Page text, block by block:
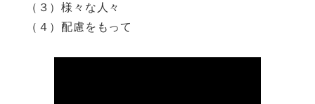
（３）様々な人々
（４）配慮をもって